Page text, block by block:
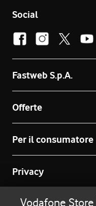
Vodafone Store
Social
Fastweb S.p.A.
Offerte
Per il consumatore
Privacy